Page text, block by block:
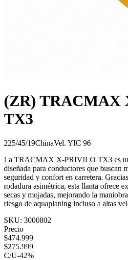
(ZR) TRACMAX
TX3
225/45/19ChinaVel. YIC 96
La TRACMAX X-PRIVILO TX3 es
diseñada para conductores que buscan
seguridad y confort en carretera.
rodadura asimétrica, esta llanta ofrece
secas y mojadas, mejorando la
riesgo de aquaplaning incluso a altas
SKU: 3000802
Precio
$474.999
$275.999
C/U-42%